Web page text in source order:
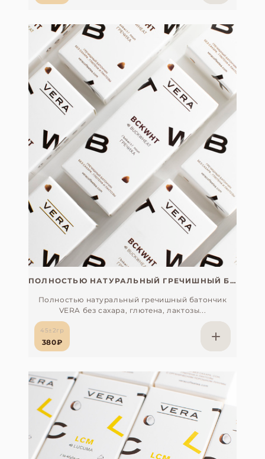
ПОЛНОСТЬЮ НАТУРАЛЬНЫЙ ГРЕЧИШНЫЙ БАТОНЧИК VERA БЕЗ САХАРА, СОИ, ГЛЮТЕНА И ЛАКТОЗЫ (ВЕГАН)
Полностью натуральный гречишный батончик
VERA без сахара, глютена, лактозы...
45±2гр
380₽